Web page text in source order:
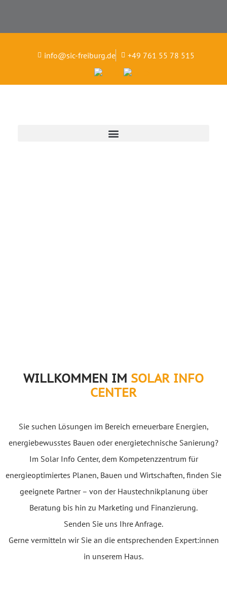
info@sic-freiburg.de +49 761 55 78 515
WILLKOMMEN IM SOLAR INFO
CENTER
Sie suchen Lösungen im Bereich erneuerbare Energien,
energiebewusstes Bauen oder energietechnische Sanierung?
Im Solar Info Center, dem Kompetenzzentrum für
energieoptimiertes Planen, Bauen und Wirtschaften, finden Sie
geeignete Partner – von der Haustechnikplanung über
Beratung bis hin zu Marketing und Finanzierung.
Senden Sie uns Ihre Anfrage.
Gerne vermitteln wir Sie an die entsprechenden Expert:innen
in unserem Haus.